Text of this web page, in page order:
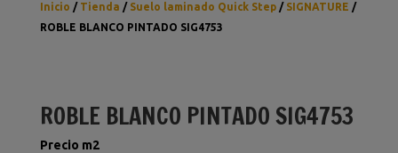
Inicio / Tienda / Suelo laminado Quick Step/ SIGNATURE /
ROBLE BLANCO PINTADO SIG4753
ROBLE BLANCO PINTADO SIG4753
Precio m2